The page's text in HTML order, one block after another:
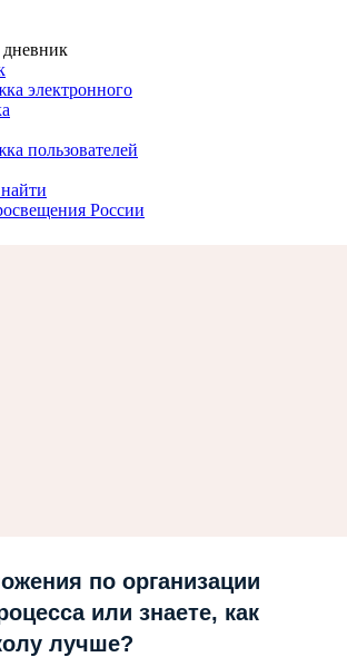
электронного
пользователей
России
по организации
или знаете, как
лучше?